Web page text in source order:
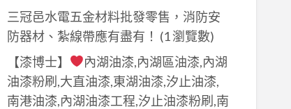
三冠邑水電五金材料批發零售，消防安
防器材、紮線帶應有盡有！ (1 瀏覽數)
【漆博士】
內湖油漆,內湖區油漆,內湖
油漆粉刷,大直油漆,東湖油漆,汐止油漆,
南港油漆,內湖油漆工程,汐止油漆粉刷,南